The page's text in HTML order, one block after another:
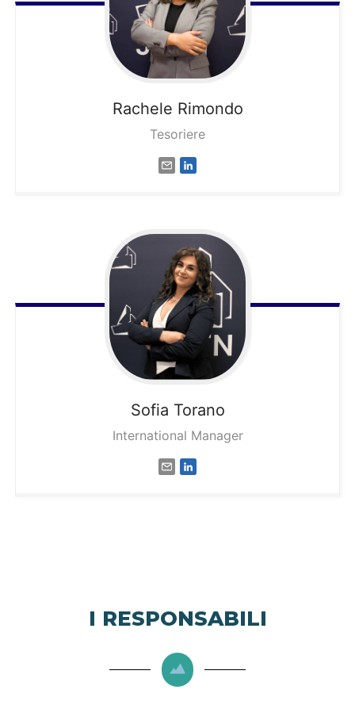
Rachele Rimondo
Tesoriere
Sofia Torano
International Manager
I RESPONSABILI